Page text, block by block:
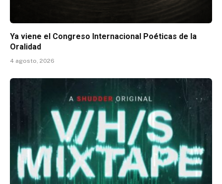
Ya viene el Congreso Internacional Poéticas de la
Oralidad
4 agosto, 2026